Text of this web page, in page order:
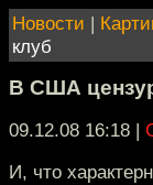
Новости |
клуб
В США
09.12.08 16:18 |
И, что